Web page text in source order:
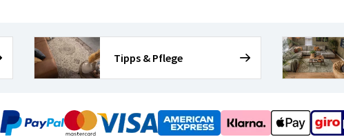
Tipps & Pflege